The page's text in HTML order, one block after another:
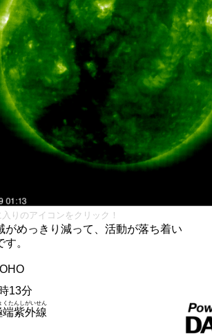
りのアイコンをクリック！
がめっきり減って、活動が落ち着い
。
13分
端紫外線
くたんしがいせん